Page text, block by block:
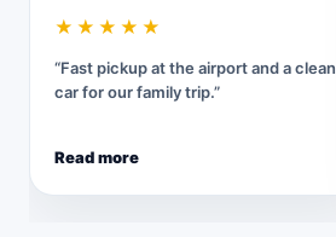
★★★★★
“Fast pickup at the airport and a clean
car for our family trip.”
Read more